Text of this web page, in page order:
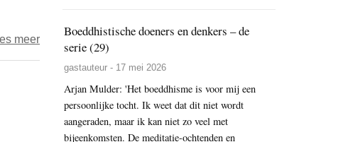
meerover
leven
Boeddhistische doeners en denkers – de
serie (29)
gastauteur - 17 mei 2026
Arjan Mulder: 'Het boeddhisme is voor mij een
persoonlijke tocht. Ik weet dat dit niet wordt
aangeraden, maar ik kan niet zo veel met
bijeenkomsten. De meditatie-ochtenden en